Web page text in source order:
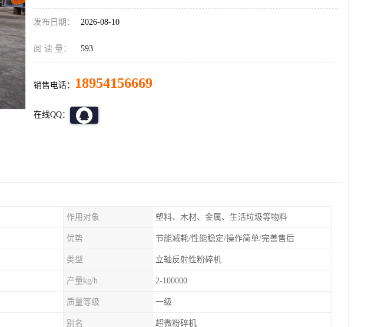
发布日期： 2026-08-10
阅 读 量： 593
销售电话： 18954156669
在线QQ：
作用对象 塑料、木材、金属、生活垃圾等物料
优势 节能减耗/性能稳定/操作简单/完善售后
类型 立轴反射性粉碎机
产量kg/h 2-100000
质量等级 一级
别名 超微粉碎机